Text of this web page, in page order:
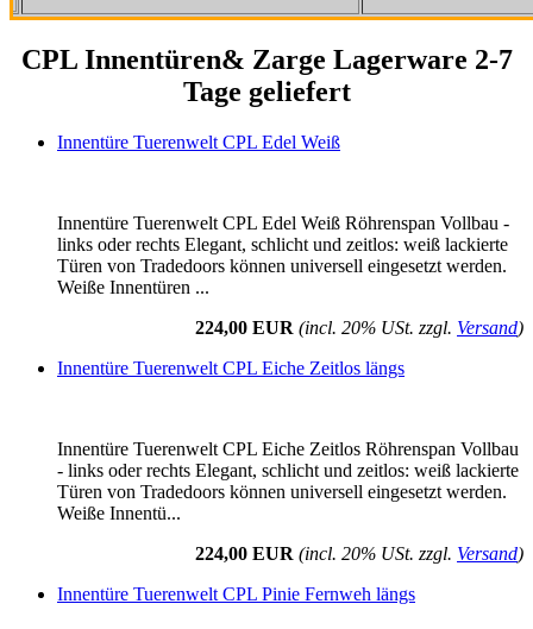
CPL Innentüren& Zarge Lagerware 2-7
Tage geliefert
Innentüre Tuerenwelt CPL Edel Weiß
Innentüre Tuerenwelt CPL Edel Weiß Röhrenspan Vollbau -
links oder rechts Elegant, schlicht und zeitlos: weiß lackierte
Türen von Tradedoors können universell eingesetzt werden.
Weiße Innentüren ...
224,00 EUR (incl. 20% USt. zzgl. Versand)
Innentüre Tuerenwelt CPL Eiche Zeitlos längs
Innentüre Tuerenwelt CPL Eiche Zeitlos Röhrenspan Vollbau
- links oder rechts Elegant, schlicht und zeitlos: weiß lackierte
Türen von Tradedoors können universell eingesetzt werden.
Weiße Innentü...
224,00 EUR (incl. 20% USt. zzgl. Versand)
Innentüre Tuerenwelt CPL Pinie Fernweh längs